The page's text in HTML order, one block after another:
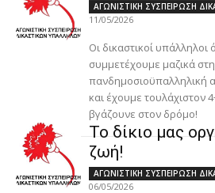
ΑΓΩΝΙΣΤΙΚΗ ΣΥΣΠΕΙΡΩΣΗ
11/05/2026
Οι δικαστικοί υπάλληλοι
συμμετέχουμε μαζικά
πανδημοσιοϋπαλληλική
και έχουμε τουλάχιστον
βγάζουνε στον δρόμο!
Το δίκιο μας
ζωή!
ΑΓΩΝΙΣΤΙΚΗ ΣΥΣΠΕΙΡΩΣΗ
06/05/2026